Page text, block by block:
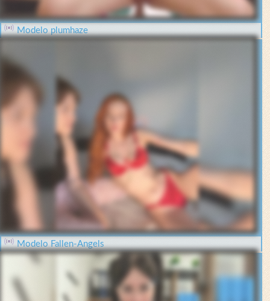
Modelo plumhaze
Modelo Fallen-Angels